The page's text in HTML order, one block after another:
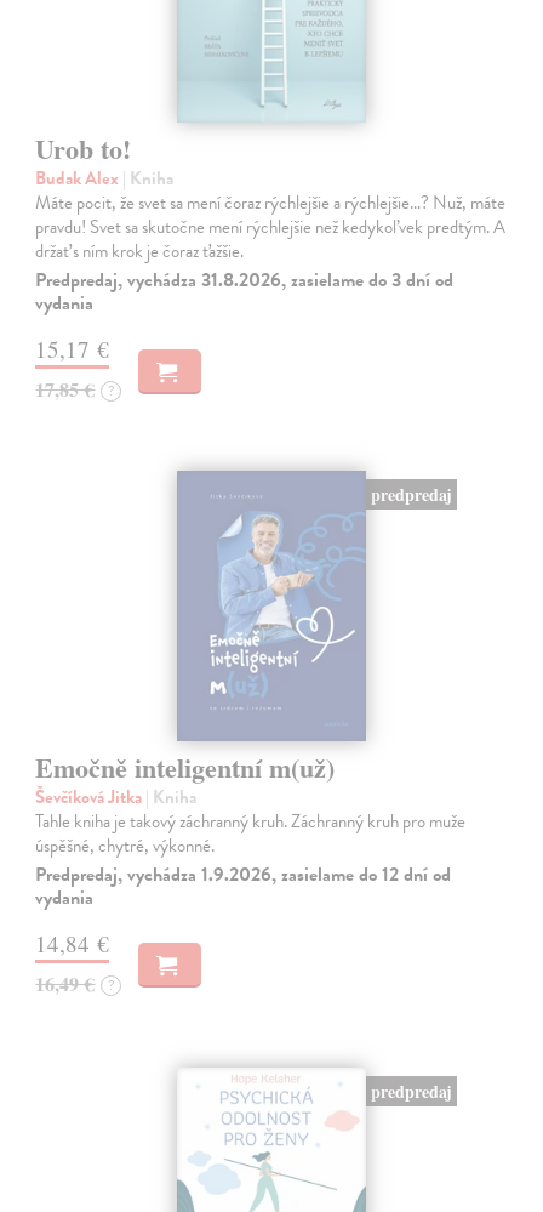
Urob to!
Budak Alex | Kniha
Máte pocit, že svet sa mení čoraz rýchlejšie a rýchlejšie…? Nuž, máte
pravdu! Svet sa skutočne mení rýchlejšie než kedykoľvek predtým. A
držať s ním krok je čoraz ťažšie.
Predpredaj, vychádza 31.8.2026, zasielame do 3 dní od
vydania
15,17 €
17,85 € ?
predpredaj
Emočně inteligentní m(už)
Ševčíková Jitka| Kniha
Tahle kniha je takový záchranný kruh. Záchranný kruh pro muže
úspěšné, chytré, výkonné.
Predpredaj, vychádza 1.9.2026, zasielame do 12 dní od
vydania
14,84 €
16,49 € ?
predpredaj